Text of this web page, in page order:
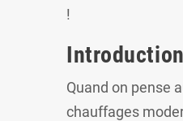
!
Quand on pense
chauffages